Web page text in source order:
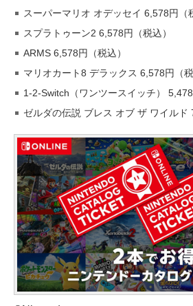
スーパーマリオ オデッセイ 6,578円（
スプラトゥーン2 6,578円（税込）
ARMS 6,578円（税込）
マリオカート8 デラックス 6,578円（税
1-2-Switch（ワンツースイッチ） 5,478
ゼルダの伝説 ブレス オブ ザ ワイルド